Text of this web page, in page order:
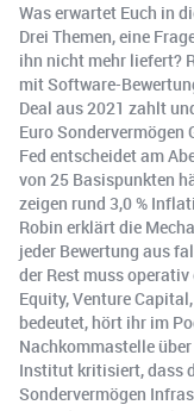
Was erwartet Euch in
Drei Themen, eine
ihn nicht mehr liefert?
mit Software-
Deal aus 2021 zahlt
Euro Sondervermögen
Fed entscheidet am
von 25 Basispunkten
zeigen rund 3,0 %
Robin erklärt die
jeder Bewertung aus
der Rest muss
Equity, Venture
bedeutet, hört ihr im
Nachkommastelle
Institut kritisiert, dass
Sondervermögen